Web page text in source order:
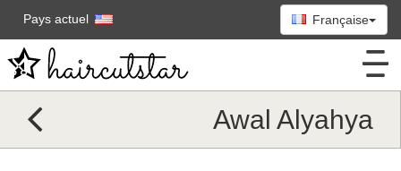
Pays actuel Française
Awal Alyahya